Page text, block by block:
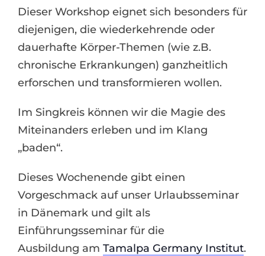
Dieser Workshop eignet sich besonders für
diejenigen, die wiederkehrende oder
dauerhafte Körper-Themen (wie z.B.
chronische Erkrankungen) ganzheitlich
erforschen und transformieren wollen.
Im Singkreis können wir die Magie des
Miteinanders erleben und im Klang
„baden“.
Dieses Wochenende gibt einen
Vorgeschmack auf unser Urlaubsseminar
in Dänemark und gilt als
Einführungsseminar für die
Ausbildung am Tamalpa Germany Institut.